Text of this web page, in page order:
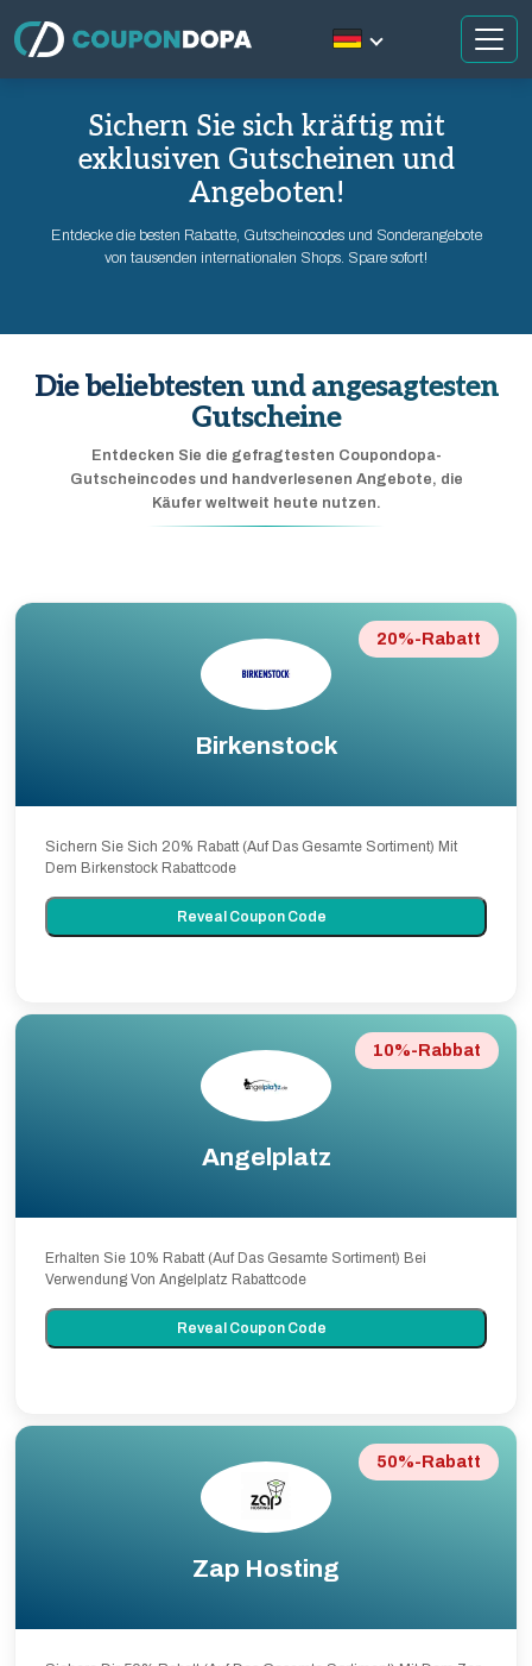
Sichern Sie sich kräftig mit
exklusiven Gutscheinen und
Angeboten!
Entdecke die besten Rabatte, Gutscheincodes und Sonderangebote
von tausenden internationalen Shops. Spare sofort!
Die beliebtesten und angesagtesten
Gutscheine
Entdecken Sie die gefragtesten Coupondopa-
Gutscheincodes und handverlesenen Angebote, die
Käufer weltweit heute nutzen.
20%-Rabatt
Birkenstock
Sichern Sie Sich 20% Rabatt (Auf Das Gesamte Sortiment) Mit
Dem Birkenstock Rabattcode
Reveal Coupon Code
10%-Rabbat
Angelplatz
Erhalten Sie 10% Rabatt (Auf Das Gesamte Sortiment) Bei
Verwendung Von Angelplatz Rabattcode
Reveal Coupon Code
50%-Rabatt
Zap Hosting